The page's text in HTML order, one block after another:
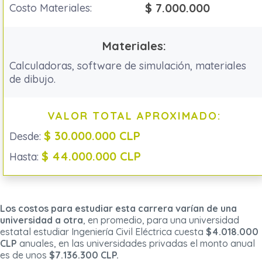
Costo Materiales: $ 7.000.000
Materiales:
Calculadoras, software de simulación, materiales
de dibujo.
VALOR TOTAL APROXIMADO:
Desde: $ 30.000.000 CLP
Hasta: $ 44.000.000 CLP
Los costos para estudiar esta carrera varían de una
universidad a otra, en promedio, para una universidad
estatal estudiar Ingeniería Civil Eléctrica cuesta $4.018.000
CLP anuales, en las universidades privadas el monto anual
es de unos $7.136.300 CLP.